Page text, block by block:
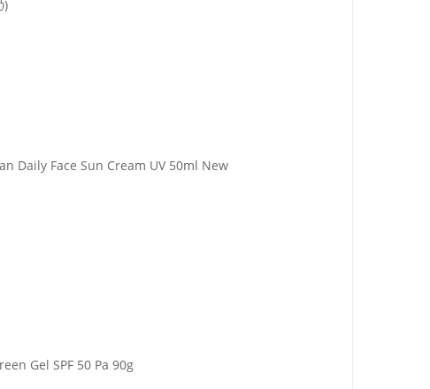
)
Daily Face Sun Cream UV 50ml New
Gel SPF 50 Pa 90g